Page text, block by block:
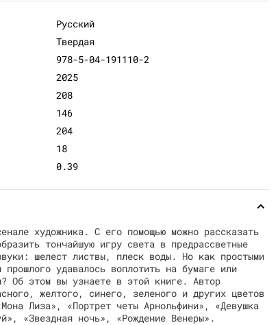
Русский
Твердая
978-5-04-191110-2
2025
208
146
204
18
0.39
художника. С его помощью можно рассказать
тончайшую игру света в предрассветные
шелест листвы, плеск воды. Но как простыми
прошлого удавалось воплотить на бумаге или
Об этом вы узнаете в этой книге. Автор
желтого, синего, зеленого и других цветов
Лиза», «Портрет четы Арнольфини», «Девушка
«Звездная ночь», «Рождение Венеры».